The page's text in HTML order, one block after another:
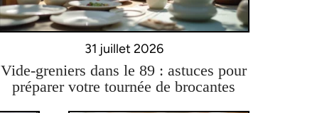
31 juillet 2026
Vide-greniers dans le 89 : astuces pour
préparer votre tournée de brocantes